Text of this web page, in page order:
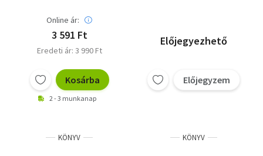
Online ár:
3 591 Ft
Eredeti ár: 3 990 Ft
Kosárba
2 - 3 munkanap
Előjegyezhető
Előjegyzem
KÖNYV KÖNYV